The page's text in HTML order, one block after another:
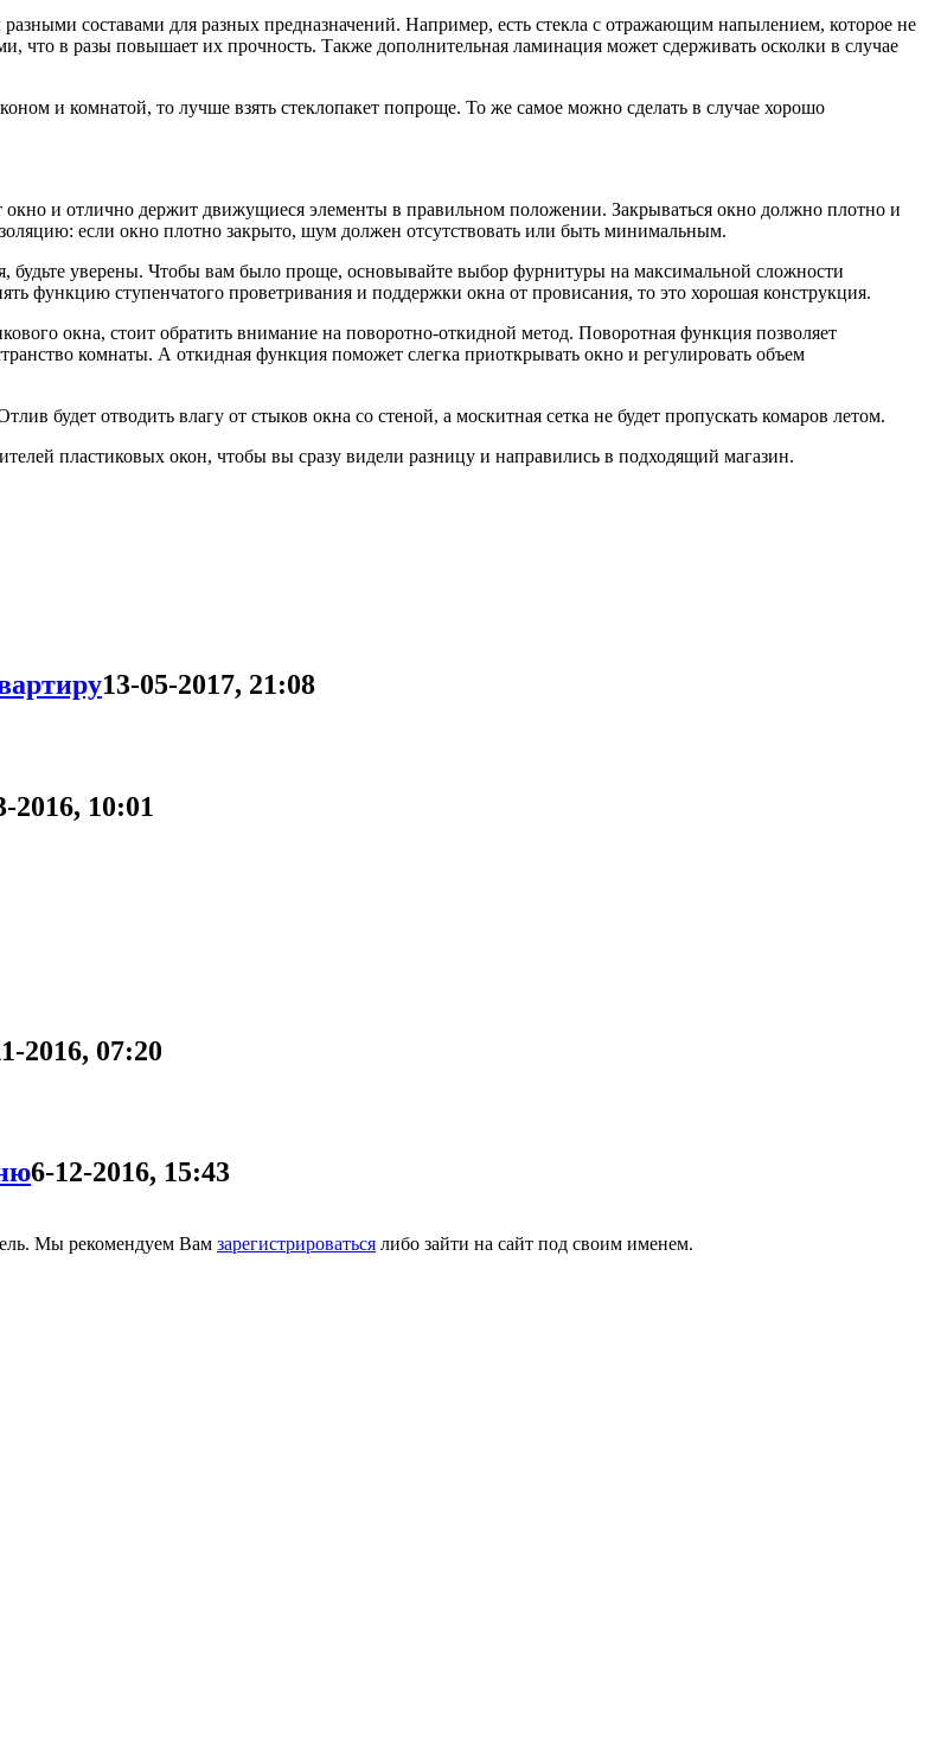
составами для разных предназначений. Например, есть стекла с отражающим напылением, которое не
что в разы повышает их прочность. Также дополнительная ламинация может сдерживать осколки в случае
и комнатой, то лучше взять стеклопакет попроще. То же самое можно сделать в случае хорошо
и отлично держит движущиеся элементы в правильном положении. Закрываться окно должно плотно и
если окно плотно закрыто, шум должен отсутствовать или быть минимальным.
будьте уверены. Чтобы вам было проще, основывайте выбор фурнитуры на максимальной сложности
функцию ступенчатого проветривания и поддержки окна от провисания, то это хорошая конструкция.
окна, стоит обратить внимание на поворотно-откидной метод. Поворотная функция позволяет
комнаты. А откидная функция поможет слегка приоткрывать окно и регулировать объем
будет отводить влагу от стыков окна со стеной, а москитная сетка не будет пропускать комаров летом.
пластиковых окон, чтобы вы сразу видели разницу и направились в подходящий магазин.
13-05-2017, 21:08
2016, 10:01
2016, 07:20
6-12-2016, 15:43
Мы рекомендуем Вам зарегистрироваться либо зайти на сайт под своим именем.